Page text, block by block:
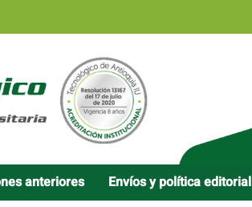
anteriores Envíos y política editorial